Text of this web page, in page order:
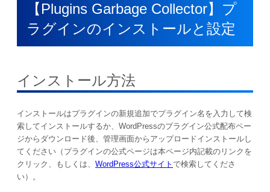
【Plugins Garbage Collector】プ
ラグインのインストールと設定
インストール方法
インストールはプラグインの新規追加でプラグイン名を入力して検
索してインストールするか、WordPressのプラグイン公式配布ペー
ジからダウンロード後、管理画面からアップロードインストールし
てください（プラグインの公式ページは本ページ内記載のリンクを
クリック、もしくは、 WordPress公式サイト で検索してくださ
い）。